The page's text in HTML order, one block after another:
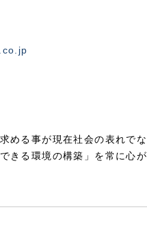
める事が現在社会の表れでな
きる環境の構築」を常に心が